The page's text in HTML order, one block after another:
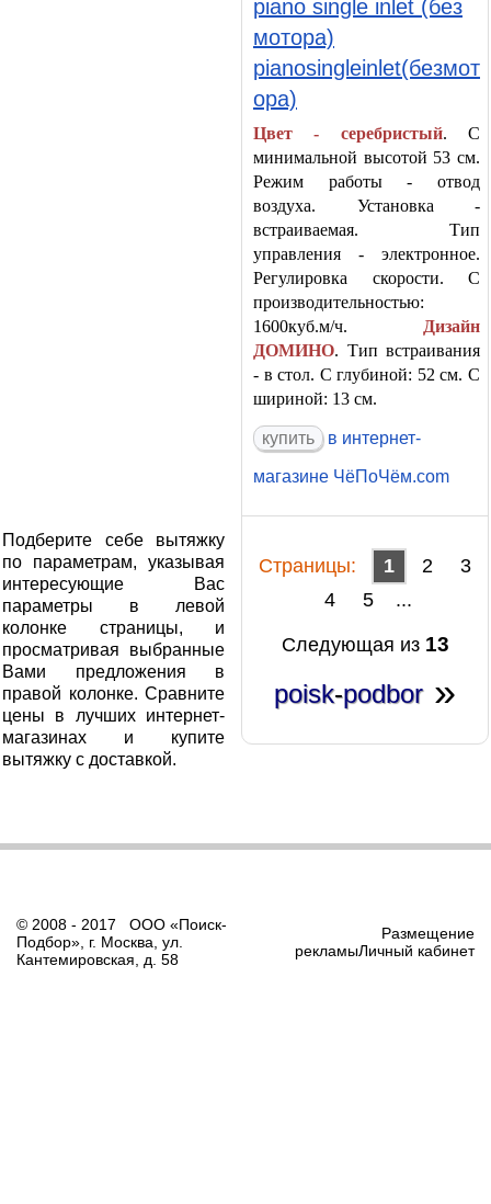
piano single inlet (без
мотора)
pianosingleinlet(безмот
ора)
Цвет - серебристый. С
минимальной высотой 53 см.
Режим работы - отвод
воздуха. Установка -
встраиваемая. Тип
управления - электронное.
Регулировка скорости. С
производительностью:
1600куб.м/ч.
Дизайн
ДОМИНО. Тип встраивания
- в стол. С глубиной: 52 см. С
шириной: 13 см.
в интернет-
магазине ЧёПоЧём.com
Cтраницы: 1 2
3
4
5 ...
Следующая из 13
poisk-podbor»
Подберите себе вытяжку
по параметрам, указывая
интересующие Вас
параметры в левой
колонке страницы, и
просматривая выбранные
Вами предложения в
правой колонке. Сравните
цены в лучших интернет-
магазинах и купите
вытяжку с доставкой.
© 2008 - 2017 ООО «Поиск-
Подбор», г. Москва, ул.
Кантемировская, д. 58
Размещение
рекламыЛичный кабинет